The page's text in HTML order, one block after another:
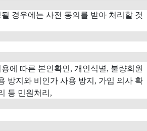
경우에는 사전 동의를 받아 처리할 것
에 따른 본인확인, 개인식별, 불량회원
방지와 비인가 사용 방지, 가입 의사 확
등 민원처리,